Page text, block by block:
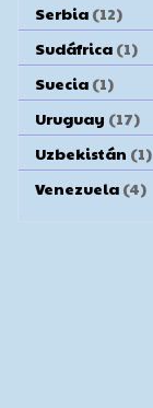
Serbia (12)
Sudáfrica (1)
Suecia (1)
Uruguay (17)
Uzbekistán (1)
Venezuela (4)